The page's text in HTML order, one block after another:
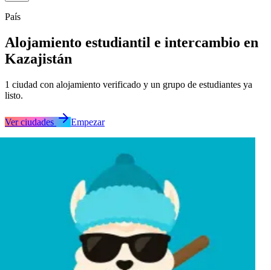
País
Alojamiento estudiantil e intercambio en
Kazajistán
1 ciudad con alojamiento verificado y un grupo de estudiantes ya
listo.
Ver ciudades
Empezar